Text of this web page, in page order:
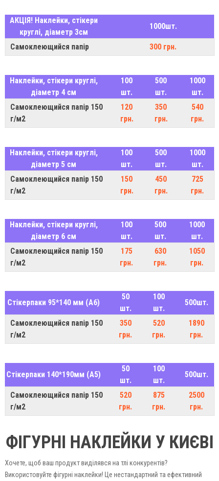
АКЦІЯ! Наклейки, стікери
круглі, діаметр 3см
1000шт.
Самоклеющийся папір 300 грн.
Наклейки, стікери круглі,
діаметр 4 см
100
шт.
500
шт.
1000
шт.
Самоклеющийся папір 150
г/м2
120
грн.
350
грн.
540
грн.
Наклейки, стікери круглі,
діаметр 5 см
100
шт.
500
шт.
1000
шт.
Самоклеющийся папір 150
г/м2
150
грн.
450
грн.
725
грн.
Наклейки, стікери круглі,
діаметр 6 см
100
шт.
500
шт.
1000
шт.
Самоклеющийся папір 150
г/м2
175
грн.
630
грн.
1050
грн.
Стікерпаки 95*140 мм (A6)
50
шт.
100
шт.
500шт.
Самоклеющийся папір 150
г/м2
350
грн.
520
грн.
1890
грн.
Стікерпаки 140*190мм (A5)
50
шт.
100
шт.
500шт.
Самоклеющийся папір 150
г/м2
520
грн.
875
грн.
2500
грн.
ФІГУРНІ НАКЛЕЙКИ У КИЄВІ
Хочете, щоб ваш продукт виділявся на тлі конкурентів?
Використовуйте фігурні наклейки! Це нестандартний та ефективний